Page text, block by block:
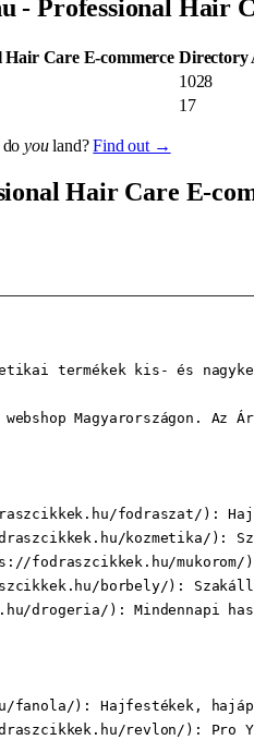
- Professional Hair
Hair Care E-commerce Directory
1028
17
doyouland?Find out →
Hair Care E-
termékek kis- és
webshop
fodraszat/):
kozmetika/):
fodraszcikkek.hu/
borbely/):
drogeria/): Mindennapi
): Hajfestékek,
revlon/): Pro